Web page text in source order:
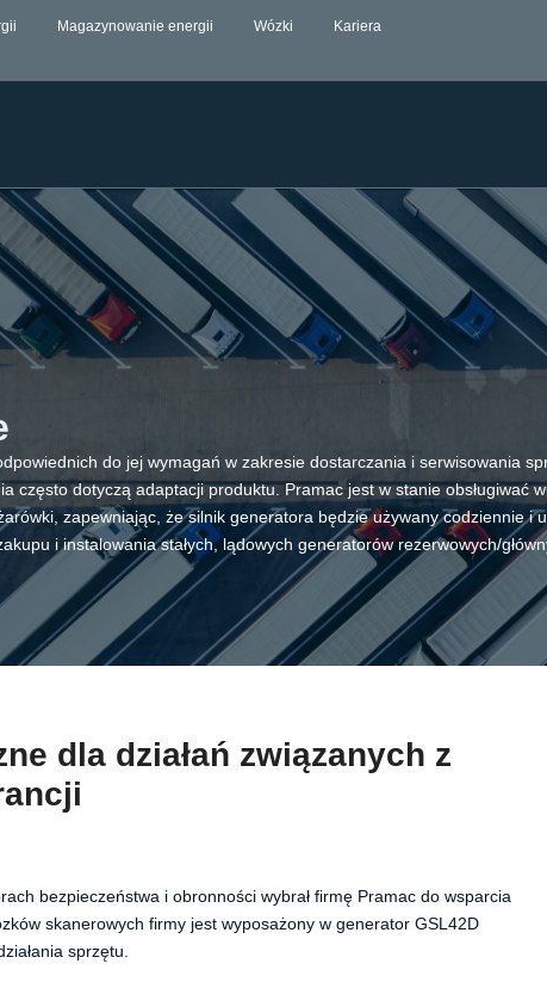
Magazynowanie energii Wózki
Kariera
do jej wymagań w zakresie dostarczania i serwisowania
często dotyczą adaptacji produktu. Pramac jest w stanie obsługiwać
zapewniając, że silnik generatora będzie używany codziennie i
i instalowania stałych, lądowych generatorów rezerwowych/
dla działań związanych z
bezpieczeństwa i obronności wybrał firmę Pramac do wsparcia
skanerowych firmy jest wyposażony w generator GSL42D
sprzętu.